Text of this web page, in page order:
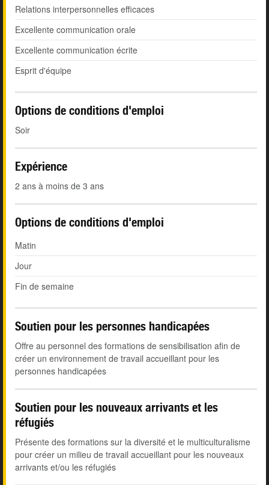
Relations interpersonnelles efficaces
Excellente communication orale
Excellente communication écrite
Esprit d'équipe
Options de conditions d'emploi
Soir
Expérience
2 ans à moins de 3 ans
Options de conditions d'emploi
Matin
Jour
Fin de semaine
Soutien pour les personnes handicapées
Offre au personnel des formations de sensibilisation afin de
créer un environnement de travail accueillant pour les
personnes handicapées
Soutien pour les nouveaux arrivants et les
réfugiés
Présente des formations sur la diversité et le multiculturalisme
pour créer un milieu de travail accueillant pour les nouveaux
arrivants et/ou les réfugiés